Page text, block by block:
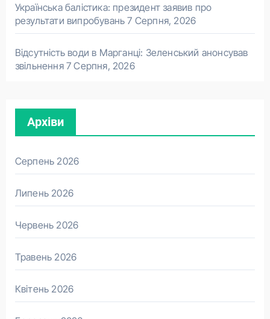
Українська балістика: президент заявив про
результати випробувань 7 Серпня, 2026
Відсутність води в Марганці: Зеленський анонсував
звільнення 7 Серпня, 2026
Архіви
Серпень 2026
Липень 2026
Червень 2026
Травень 2026
Квітень 2026